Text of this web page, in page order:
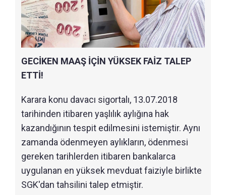
GECİKEN MAAŞ İÇİN YÜKSEK FAİZ TALEP
ETTİ!
Karara konu davacı sigortalı, 13.07.2018
tarihinden itibaren yaşlılık aylığına hak
kazandığının tespit edilmesini istemiştir. Aynı
zamanda ödenmeyen aylıkların, ödenmesi
gereken tarihlerden itibaren bankalarca
uygulanan en yüksek mevduat faiziyle birlikte
SGK'dan tahsilini talep etmiştir.